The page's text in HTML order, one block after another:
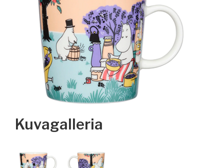
Kuvagalleria